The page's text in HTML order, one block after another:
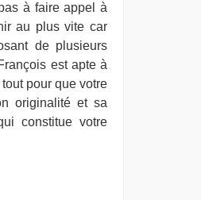
à faire appel à
au plus vite car
de plusieurs
est apte à
pour que votre
originalité et sa
constitue votre